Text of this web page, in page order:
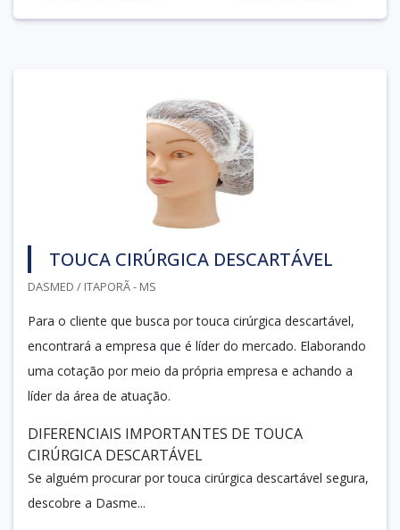
TOUCA CIRÚRGICA DESCARTÁVEL
DASMED / ITAPORÃ - MS
Para o cliente que busca por touca cirúrgica descartável,
encontrará a empresa que é líder do mercado. Elaborando
uma cotação por meio da própria empresa e achando a
líder da área de atuação.
DIFERENCIAIS IMPORTANTES DE TOUCA
CIRÚRGICA DESCARTÁVEL
Se alguém procurar por touca cirúrgica descartável segura,
descobre a Dasme...